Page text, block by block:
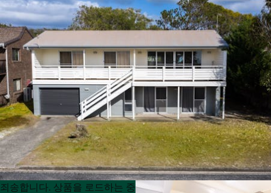
Product
Product
죄송합니다. 상품을 로드하는 중